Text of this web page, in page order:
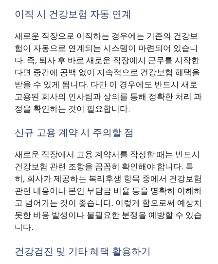
이직 시 건강보험 자동 연계
새로운 직장으로 이직하는 경우에는 기존의 건강보
험이 자동으로 연계되는 시스템이 마련되어 있습니
다. 즉, 퇴사 후 바로 새로운 직장에서 근무를 시작한
다면 중간에 공백 없이 지속적으로 건강보험 혜택을
받을 수 있게 됩니다. 다만 이 경우에도 반드시 새로
고용된 회사의 인사팀과 상의를 통해 정확한 처리 과
정을 확인하는 것이 필요합니다.
신규 고용 계약 시 주의할 점
새로운 직장에서 고용 계약서를 작성할 때는 반드시
건강보험 관련 조항을 꼼꼼히 확인해야 합니다. 특
히, 회사가 제공하는 복리후생 항목 중에서 건강보험
관련 내용이나 본인 부담금 비율 등을 명확히 이해하
고 넘어가는 것이 좋습니다. 이렇게 함으로써 예상치
못한 비용 발생이나 불필요한 분쟁을 예방할 수 있습
니다.
건강검진 및 기타 혜택 활용하기